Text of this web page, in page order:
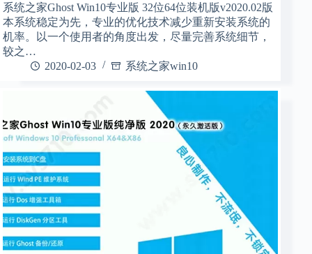
系统之家Ghost Win10专业版 32位64位装机版v2020.02版
本系统稳定为先，专业的优化技术减少重新安装系统的
机率。以一个使用者的角度出发，尽量完善系统细节，
较之…
2020-02-03
系统之家win10